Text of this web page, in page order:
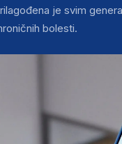
je svim
bolesti.